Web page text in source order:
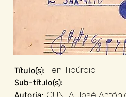
Título(s): Ten. Tibúrcio
Sub-título(s): -
Autoria: CUNHA, José